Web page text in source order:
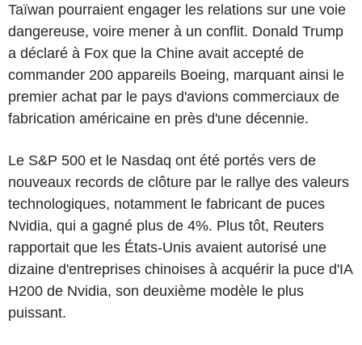
Taïwan pourraient engager les relations sur une voie
dangereuse, voire mener à un conflit. Donald Trump
a déclaré à Fox que la Chine avait accepté de
commander 200 appareils Boeing, marquant ainsi le
premier achat par le pays d'avions commerciaux de
fabrication américaine en près d'une décennie.
Le S&P 500 et le Nasdaq ont été portés vers de
nouveaux records de clôture par le rallye des valeurs
technologiques, notamment le fabricant de puces
Nvidia, qui a gagné plus de 4%. Plus tôt, Reuters
rapportait que les États-Unis avaient autorisé une
dizaine d'entreprises chinoises à acquérir la puce d'IA
H200 de Nvidia, son deuxième modèle le plus
puissant.